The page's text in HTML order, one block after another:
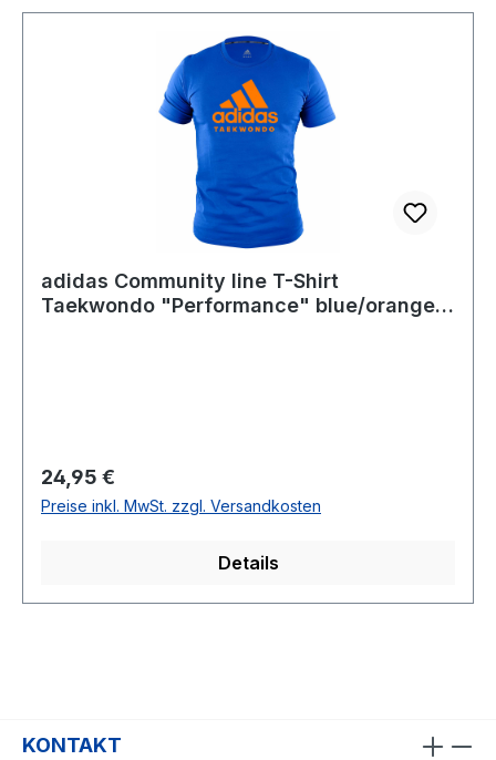
adidas Community line T-Shirt
Taekwondo "Performance" blue/orange,
Regulärer Preis:
24,95 €
Preise inkl. MwSt. zzgl. Versandkosten
Details
KONTAKT